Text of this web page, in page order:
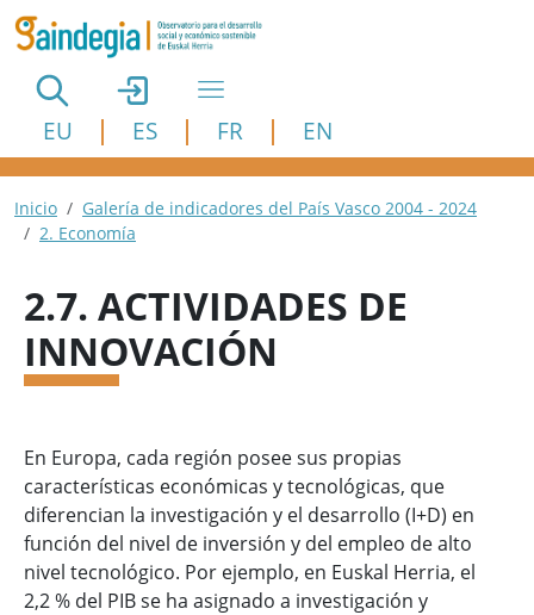
Pasar al contenido principal
EU ES FR EN
Ruta de navegación
Inicio
Galería de indicadores del País Vasco 2004 - 2024
2. Economía
2.7. ACTIVIDADES DE
INNOVACIÓN
En Europa, cada región posee sus propias
características económicas y tecnológicas, que
diferencian la investigación y el desarrollo (I+D) en
función del nivel de inversión y del empleo de alto
nivel tecnológico. Por ejemplo, en Euskal Herria, el
2,2 % del PIB se ha asignado a investigación y